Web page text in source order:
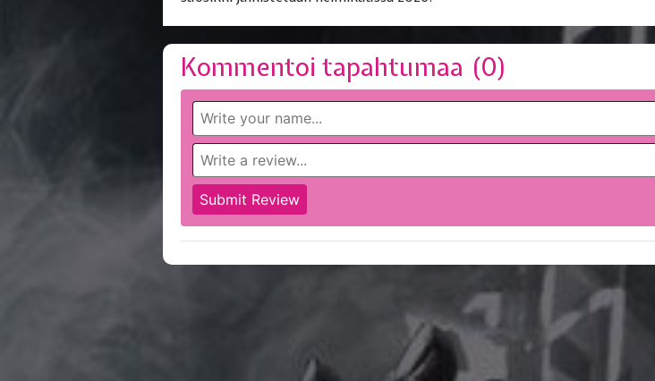
Kommentoi tapahtumaa (0)